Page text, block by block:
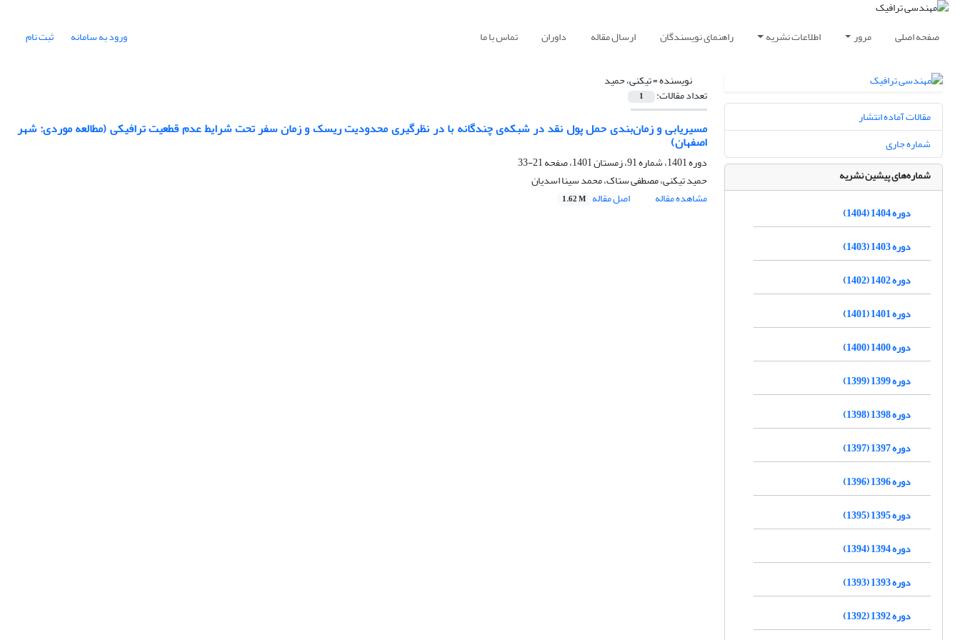
صفحه اصلی مرور اطلاعات نشریه راهنمای نویسندگان ارسال مقاله داوران تماس با ما ورود به سامانه ثبت نام
نویسنده =تیکنی، حمید
تعداد مقالات: 1
مسیریابی و زمان‌بندی حمل پول نقد در شبکه‌ی چندگانه با در نظرگیری محدودیت ریسک و زمان سفر تحت شرایط عدم قطعیت ترافیکی (مطالعه موردی: شهر
اصفهان)
دوره 1401، شماره 91، زمستان 1401، صفحه
21-33
حمید تیکنی، مصطفی ستاک، محمد سینا اسدیان
مشاهده مقاله
اصل مقاله 1.62 M
مقالات آماده انتشار
شماره جاری
شماره‌های پیشین نشریه
دوره 1404 (1404)
دوره 1403 (1403)
دوره 1402 (1402)
دوره 1401 (1401)
دوره 1400 (1400)
دوره 1399 (1399)
دوره 1398 (1398)
دوره 1397 (1397)
دوره 1396 (1396)
دوره 1395 (1395)
دوره 1394 (1394)
دوره 1393 (1393)
دوره 1392 (1392)